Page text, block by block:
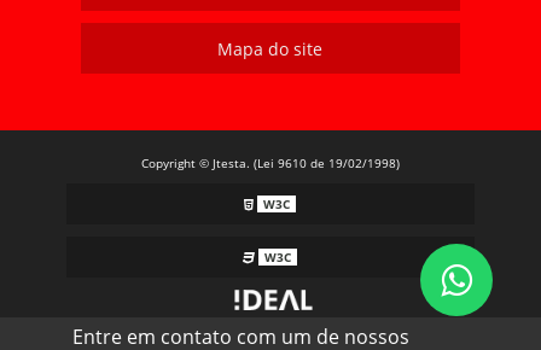
Entre em contato com um de nossos
Mapa do site
Copyright © Jtesta. (Lei 9610 de 19/02/1998)
W3C
W3C